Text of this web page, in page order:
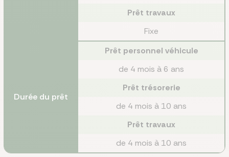
Prêt travaux
Fixe
Durée du prêt
Prêt personnel véhicule
de 4 mois à 6 ans
Prêt trésorerie
de 4 mois à 10 ans
Prêt travaux
de 4 mois à 10 ans